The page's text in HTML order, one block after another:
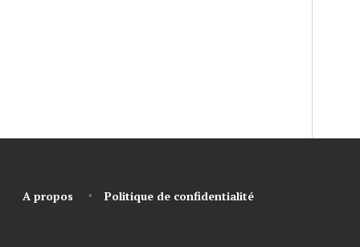
A propos Politique de confidentialité